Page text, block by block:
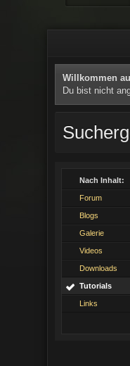
Willkommen
Du bist nicht
Nach Inhalt:
Forum
Blogs
Galerie
Videos
Downloads
Tutorials
Links